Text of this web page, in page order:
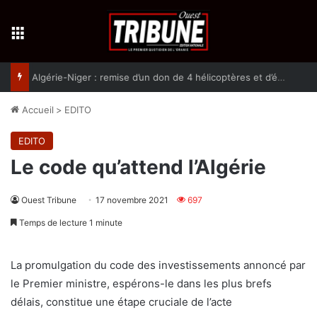
Algérie-Niger : remise d’un don de 4 hélicoptères et d’équipement militaires à l’armée nigérienne
Accueil > EDITO
EDITO
Le code qu’attend l’Algérie
Ouest Tribune 17 novembre 2021 697
Temps de lecture 1 minute
La promulgation du code des investissements annoncé par
le Premier ministre, espérons-le dans les plus brefs
délais, constitue une étape cruciale de l’acte